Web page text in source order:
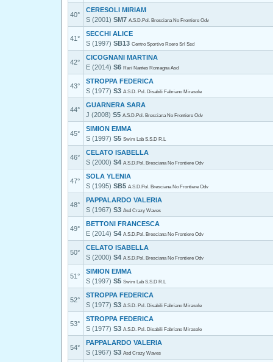
40°
CERESOLI MIRIAM
S (2001) SM7 A.S.D.Pol. Bresciana No Frontiere Odv
41°
SECCHI ALICE
S (1997) SB13 Centro Sportivo Roero Srl Ssd
42°
CICOGNANI MARTINA
E (2014) S6 Rari Nantes Romagna Asd
43°
STROPPA FEDERICA
S (1977) S3 A.S.D. Pol. Disabili Fabriano Mirasole
44°
GUARNERA SARA
J (2008) S5 A.S.D.Pol. Bresciana No Frontiere Odv
45°
SIMION EMMA
S (1997) S5 Swim Lab S.S.D R.L
46°
CELATO ISABELLA
S (2000) S4 A.S.D.Pol. Bresciana No Frontiere Odv
47°
SOLA YLENIA
S (1995) SB5 A.S.D.Pol. Bresciana No Frontiere Odv
48°
PAPPALARDO VALERIA
S (1967) S3 Asd Crazy Waves
49°
BETTONI FRANCESCA
E (2014) S4 A.S.D.Pol. Bresciana No Frontiere Odv
50°
CELATO ISABELLA
S (2000) S4 A.S.D.Pol. Bresciana No Frontiere Odv
51°
SIMION EMMA
S (1997) S5 Swim Lab S.S.D R.L
52°
STROPPA FEDERICA
S (1977) S3 A.S.D. Pol. Disabili Fabriano Mirasole
53°
STROPPA FEDERICA
S (1977) S3 A.S.D. Pol. Disabili Fabriano Mirasole
54°
PAPPALARDO VALERIA
S (1967) S3 Asd Crazy Waves